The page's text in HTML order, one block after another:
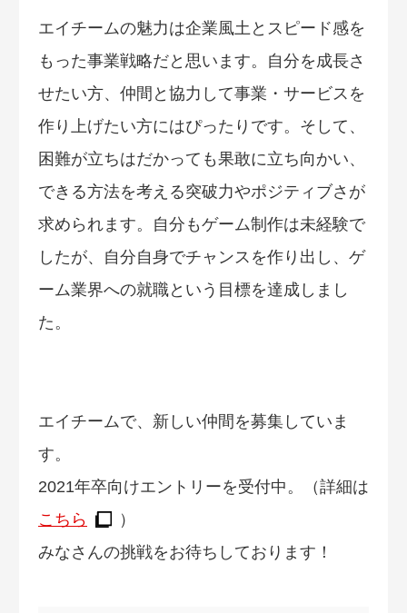
エイチームの魅力は企業風土とスピード感を
もった事業戦略だと思います。自分を成長さ
せたい方、仲間と協力して事業・サービスを
作り上げたい方にはぴったりです。そして、
困難が立ちはだかっても果敢に立ち向かい、
できる方法を考える突破力やポジティブさが
求められます。自分もゲーム制作は未経験で
したが、自分自身でチャンスを作り出し、ゲ
ーム業界への就職という目標を達成しまし
た。
エイチームで、新しい仲間を募集していま
す。
2021年卒向けエントリーを受付中。（詳細は
こちら
）
みなさんの挑戦をお待ちしております！